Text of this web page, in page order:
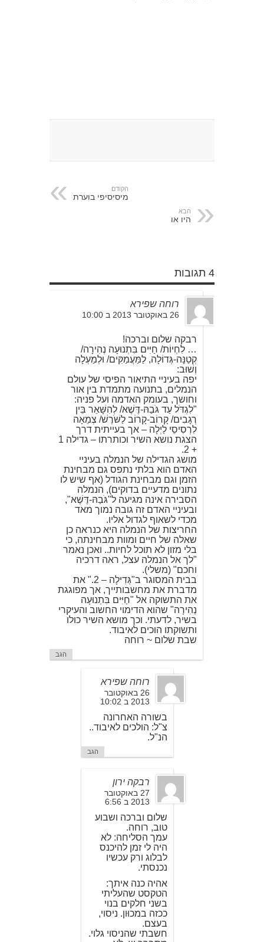
הקודם
מיסיסיפי בוערת
הבא
היו או
4 תגובות
רוחה שפירא
26 באוקטובר 2013 ב 10:00
רבקה שלום וברכה!
… לִחְיוֹת/ חַיִּים בִּתְנוּעָה נְהִירָה/
קְטַנָּה-גְּדוֹלָה, לַמַּעֲמַקִּים/ וּלְמַעְלָה
וְשׁוּב:
יפה בעיניי התיאור הפיסי של עולם
הנמלים, בתנועה מתמדת בין אור
וחושך, בעומק האדמה ועל פניה:
"לִגְדֹּל עַד גֹּבַהּ-דֶּשֶׁא/ לְהִשָּׁאֵר בֵּין
רְגָבִים/ קָרוֹב-קָרוֹב לַשֹּׁרֶשׁ/ צְמֵאָה
לִרְסִיסֵי לַיְלָה – אך בעייתית דרך
הצגת נושא השיר וכותרתו – גדילה 1
+ 2.
מושג הגדילה של הנמלה בעיניי
האדם הוא בלתי נתפס גם מבחינת
הזמן וגם מבחינת הגודל (אף שיש לו
נתונים מדעיים בדוקים), הנמלה
הסבירה אינה מגיעה ל"גֹּבַהּ-דֶּשֶׁא",
ובעיניי האדם זה גובה נמוך מאד
מכדי לשאוף לגדול אליו.
החריצות של הנמלה היא כנראה כן
שאלה של חיים ומוות מבחינתה, כי
בלי מזון לא תוכל לחיות.. ואכן נאמר
"לך אל הנמלה עצל, ראה דרכיה
וחכם" (משלי).
בבית המסוגר ב"גְּדִילָה – 2." את
מדברת את מחשבותייך, אך מפוגגת
את התשוקה אל "חַיִּים בִּתְנוּעָה
נְהִירָה" שהוא הדימוי החשוב והעיקרי
בשיר, לדעתי. וכך מושא השיר כולו
ותשוקתו הוכים לאיבוד.
שבת שלום ~ רוחה
הגב
רוחה שפירא
26 באוקטובר
2013 ב 10:02
בשורה האחרונה
צ"ל: הולכים לאיבוד..
הנ"ל.
הגב
רבקה ירון
27 באוקטובר
2013 ב 6:56
שלום וברכה ושבוע
טוב, רוחה.
עמך הסליחה: לא
היה לי זמן להיכנס
לבלוג ורק עכשיו
נכנסתי.
אהיה כנה איתך:
הטקסט שהעליתי
בשני חלקים בנוי
ככזה במכוּון. ניסוי,
בעצם.
חשבתי שהניסוי גלוי.